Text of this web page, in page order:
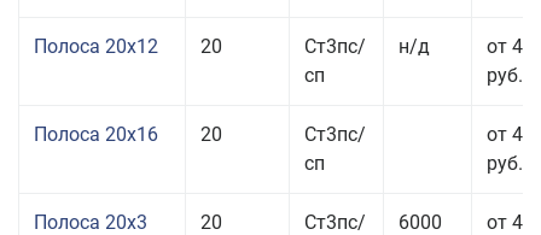
Полоса 20x12 20
Ст3пс/
сп
н/д
от 44
руб.
Полоса 20x16 20
Ст3пс/
сп
от 45
руб.
Полоса 20x3 20
Ст3пс/
6000
от 45